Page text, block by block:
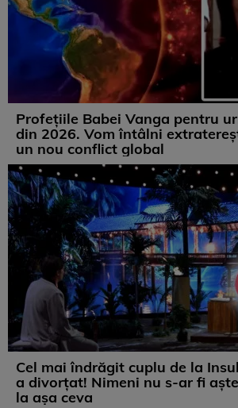
Profețiile Babei Vanga pentru
din 2026. Vom întâlni
un nou conflict global
Cel mai îndrăgit cuplu de la
a divorțat! Nimeni nu s-ar fi
la așa ceva